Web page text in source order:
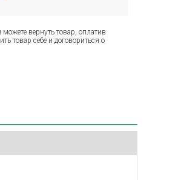
вернуть товар, оплатив
товар себе и договориться о